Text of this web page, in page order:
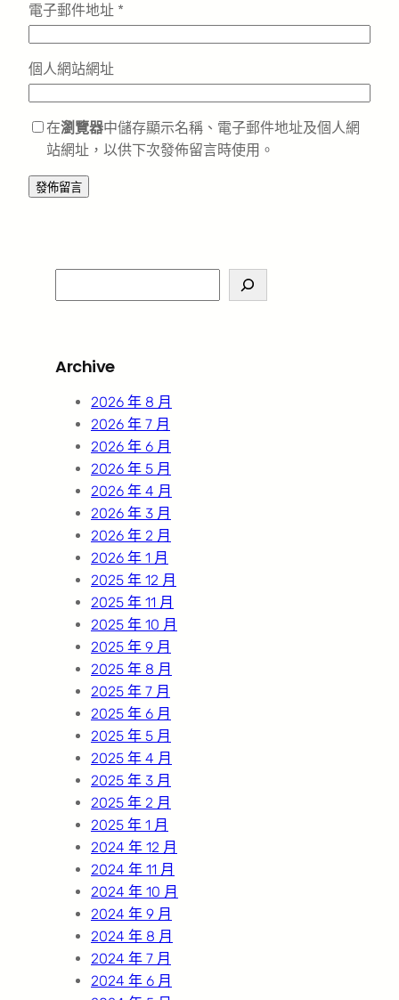
電子郵件地址 *
個人網站網址
在瀏覽器中儲存顯示名稱、電子郵件地址及個人網
站網址，以供下次發佈留言時使用。
e
c
Archive
2026 年 8 月
2026 年 7 月
2026 年 6 月
2026 年 5 月
2026 年 4 月
2026 年 3 月
2026 年 2 月
2026 年 1 月
2025 年 12 月
2025 年 11 月
2025 年 10 月
2025 年 9 月
2025 年 8 月
2025 年 7 月
2025 年 6 月
2025 年 5 月
2025 年 4 月
2025 年 3 月
2025 年 2 月
2025 年 1 月
2024 年 12 月
2024 年 11 月
2024 年 10 月
2024 年 9 月
2024 年 8 月
2024 年 7 月
2024 年 6 月